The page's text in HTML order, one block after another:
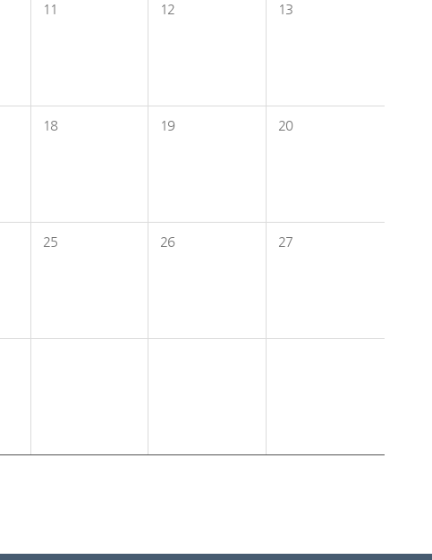
11 12 13
18 19 20
25 26 27